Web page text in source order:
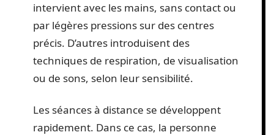
intervient avec les mains, sans contact ou
par légères pressions sur des centres
précis. D’autres introduisent des
techniques de respiration, de visualisation
ou de sons, selon leur sensibilité.
Les séances à distance se développent
rapidement. Dans ce cas, la personne